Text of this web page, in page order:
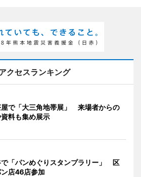
クセスランキング
屋で「大三角地帯展」 来場者からの
料も集め展示
で「パンめぐりスタンプラリー」 区
ン店46店参加